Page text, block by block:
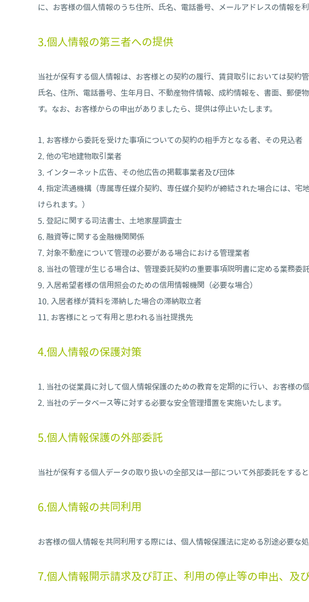
に、お客様の個人情報のうち住所、氏名、電話番号、メールアドレスの情報を
3.個人情報の第三者への提供
当社が保有する個人情報は、お客様との契約の履行、賃貸取引においては契約
氏名、住所、電話番号、生年月日、不動産物件情報、成約情報を、書面、郵
す。なお、お客様からの申出がありましたら、提供は停止いたします。
お客様から委託を受けた事項についての契約の相手方となる者、その見込者
他の宅地建物取引業者
インターネット広告、その他広告の掲載事業者及び団体
指定流通機構（専属専任媒介契約、専任媒介契約が締結された場合には、
けられます。）
登記に関する司法書士、土地家屋調査士
融資等に関する金融機関関係
対象不動産について管理の必要がある場合における管理業者
当社の管理が生じる場合は、管理委託契約の重要事項説明書に定める業務委
入居希望者様の信用照会のための信用情報機関（必要な場合）
入居者様が賃料を滞納した場合の滞納取立者
お客様にとって有用と思われる当社提携先
4.個人情報の保護対策
当社の従業員に対して個人情報保護のための教育を定期的に行い、お客様の
当社のデータベース等に対する必要な安全管理措置を実施いたします。
5.個人情報保護の外部委託
当社が保有する個人データの取り扱いの全部又は一部について外部委託をする
6.個人情報の共同利用
お客様の個人情報を共同利用する際には、個人情報保護法に定める別途必要な処
7.個人情報開示請求及び訂正、利用の停止等の申出、及